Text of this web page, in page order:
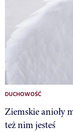
DUCHOWOŚĆ
Ziemskie anioły
też nim jesteś